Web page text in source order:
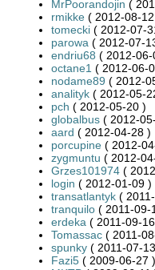
MrPoorandojin (
rmikke ( 2012-08-
tomecki ( 2012-07-
parowa ( 2012-07-
endriu68 ( 2012-06-
octane1 ( 2012-06-
nodame89 ( 2012-
analityk ( 2012-05-
pch ( 2012-05-20 )
globalbus ( 2012-
aard ( 2012-04-28 )
porcupine ( 2012-
zygmuntu ( 2012-
Grzes101974 (
login ( 2012-01-09 )
transatlantyk (
tranquilo ( 2011-09-
erdeka ( 2011-09-
Tomassac ( 2011-
spunky ( 2011-07-
Fazi5 ( 2009-06-27 )